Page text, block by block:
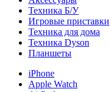
Техника Б/У
Игровые приставки
Техника для дома
Техника Dyson
Планшеты
iPhone
Apple Watch